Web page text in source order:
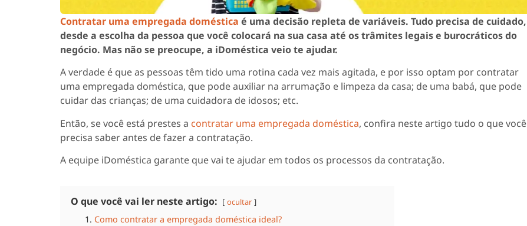
Contratar uma empregada doméstica é uma decisão repleta de variáveis. Tudo precisa de cuidado,
desde a escolha da pessoa que você colocará na sua casa até os trâmites legais e burocráticos do
negócio. Mas não se preocupe, a iDoméstica veio te ajudar.
A verdade é que as pessoas têm tido uma rotina cada vez mais agitada, e por isso optam por contratar
uma empregada doméstica, que pode auxiliar na arrumação e limpeza da casa; de uma babá, que pode
cuidar das crianças; de uma cuidadora de idosos; etc.
Então, se você está prestes a contratar uma empregada doméstica, confira neste artigo tudo o que você
precisa saber antes de fazer a contratação.
A equipe iDoméstica garante que vai te ajudar em todos os processos da contratação.
O que você vai ler neste artigo: ocultar
Como contratar a empregada doméstica ideal?